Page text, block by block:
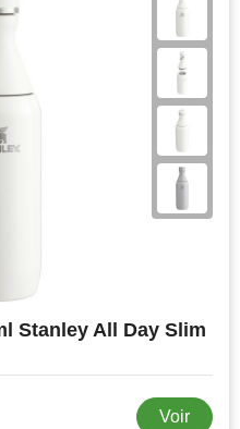
Stanley All Day Slim
Voir